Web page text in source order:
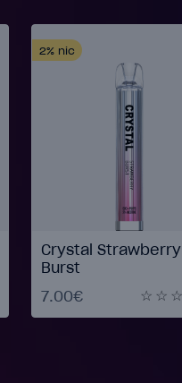
2% nic
Crystal Strawberry
Burst
7.00€